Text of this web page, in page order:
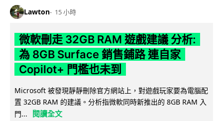
Lawton 15 小時
微軟刪走 32GB RAM 遊戲建議 分析:
為 8GB Surface 銷售鋪路 連自家
Copilot+ 門檻也未到
Microsoft 被發現靜靜刪除官方網站上，對遊戲玩家要為電腦配
置 32GB RAM 的建議。分析指微軟同時新推出的 8GB RAM 入
門...
閱讀全文